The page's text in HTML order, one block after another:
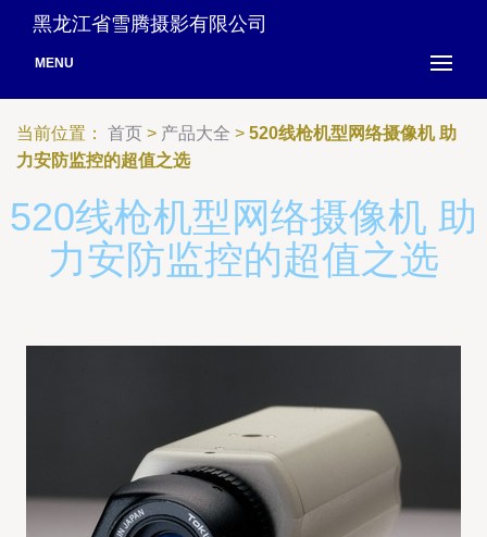
黑龙江省雪腾摄影有限公司
MENU
当前位置： 首页 > 产品大全 > 520线枪机型网络摄像机 助
力安防监控的超值之选
520线枪机型网络摄像机 助
力安防监控的超值之选